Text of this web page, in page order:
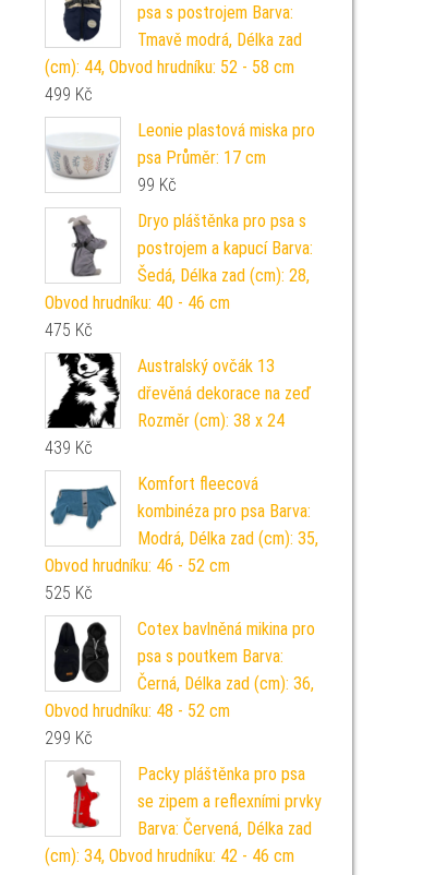
psa s postrojem Barva:
Tmavě modrá, Délka zad
(cm): 44, Obvod hrudníku: 52 - 58 cm
499 Kč
Leonie plastová miska pro
psa Průměr: 17 cm
99 Kč
Dryo pláštěnka pro psa s
postrojem a kapucí Barva:
Šedá, Délka zad (cm): 28,
Obvod hrudníku: 40 - 46 cm
475 Kč
Australský ovčák 13
dřevěná dekorace na zeď
Rozměr (cm): 38 x 24
439 Kč
Komfort fleecová
kombinéza pro psa Barva:
Modrá, Délka zad (cm): 35,
Obvod hrudníku: 46 - 52 cm
525 Kč
Cotex bavlněná mikina pro
psa s poutkem Barva:
Černá, Délka zad (cm): 36,
Obvod hrudníku: 48 - 52 cm
299 Kč
Packy pláštěnka pro psa
se zipem a reflexními prvky
Barva: Červená, Délka zad
(cm): 34, Obvod hrudníku: 42 - 46 cm